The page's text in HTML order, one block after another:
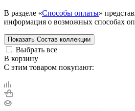
В разделе «Способы оплаты»
информация о возможных способах
Показать Состав коллекции
Выбрать все
В корзину
С этим товаром покупают: